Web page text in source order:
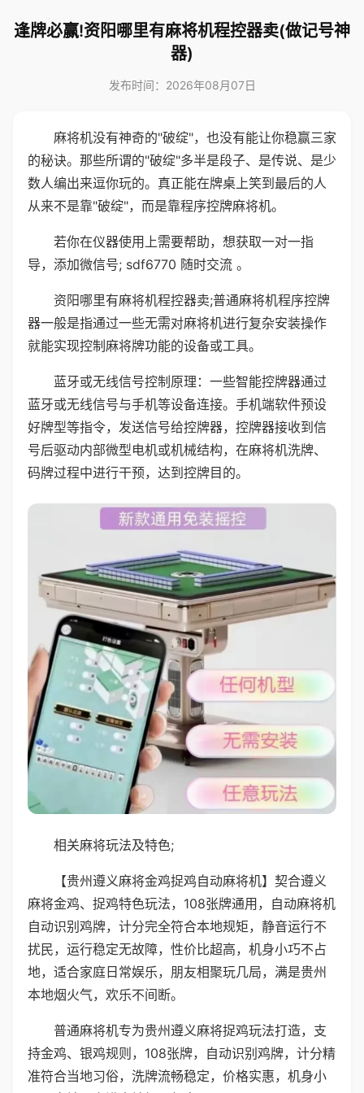
逢牌必赢!资阳哪里有麻将机程控器卖(做记号神
器)
发布时间：2026年08月07日
麻将机没有神奇的"破绽"，也没有能让你稳赢三家
的秘诀。那些所谓的"破绽"多半是段子、是传说、是少
数人编出来逗你玩的。真正能在牌桌上笑到最后的人
从来不是靠"破绽"，而是靠程序控牌麻将机。
若你在仪器使用上需要帮助，想获取一对一指
导，添加微信号; sdf6770 随时交流 。
资阳哪里有麻将机程控器卖;普通麻将机程序控牌
器一般是指通过一些无需对麻将机进行复杂安装操作
就能实现控制麻将牌功能的设备或工具。
蓝牙或无线信号控制原理：一些智能控牌器通过
蓝牙或无线信号与手机等设备连接。手机端软件预设
好牌型等指令，发送信号给控牌器，控牌器接收到信
号后驱动内部微型电机或机械结构，在麻将机洗牌、
码牌过程中进行干预，达到控牌目的。
相关麻将玩法及特色;
【贵州遵义麻将金鸡捉鸡自动麻将机】契合遵义
麻将金鸡、捉鸡特色玩法，108张牌通用，自动麻将机
自动识别鸡牌，计分完全符合本地规矩，静音运行不
扰民，运行稳定无故障，性价比超高，机身小巧不占
地，适合家庭日常娱乐，朋友相聚玩几局，满是贵州
本地烟火气，欢乐不间断。
普通麻将机专为贵州遵义麻将捉鸡玩法打造，支
持金鸡、银鸡规则，108张牌，自动识别鸡牌，计分精
准符合当地习俗，洗牌流畅稳定，价格实惠，机身小